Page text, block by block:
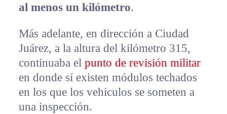
al menos un kilómetro.
Más adelante, en dirección a Ciudad
Juárez, a la altura del kilómetro 315,
continuaba el punto de revisión militar
en donde sí existen módulos techados
en los que los vehículos se someten a
una inspección.